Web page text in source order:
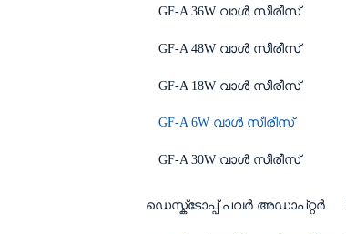
GF-A 36W വാൾ സീരീസ്
GF-A 48W വാൾ സീരീസ്
GF-A 18W വാൾ സീരീസ്
GF-A 6W വാൾ സീരീസ്
GF-A 30W വാൾ സീരീസ്
ഡെസ്ക്ടോപ്പ് പവർ അഡാപ്റ്റർ